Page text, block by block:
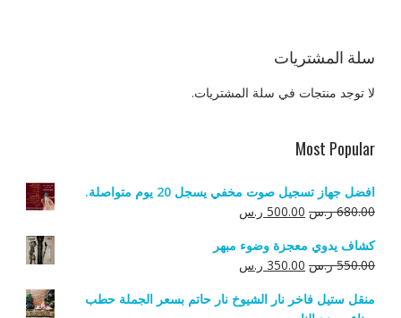
سلة المشتريات
لا توجد منتجات في سلة المشتريات.
Most Popular
افضل جهاز تسجيل صوت مخفي يسجل 20 يوم متواصلة.
680.00 ر.س السعر
هو:
680.00 ر.س.
500.00 ر.سالسعر
هو:
500.00 ر.س.
كشاف يدوي معجزة وضوء مبهر
550.00 ر.س السعر
هو:
350.00 ر.سالسعر
هو:
منقل ستيل فاخر نار الشيوخ نار حاتم بسعر الجملة حطب